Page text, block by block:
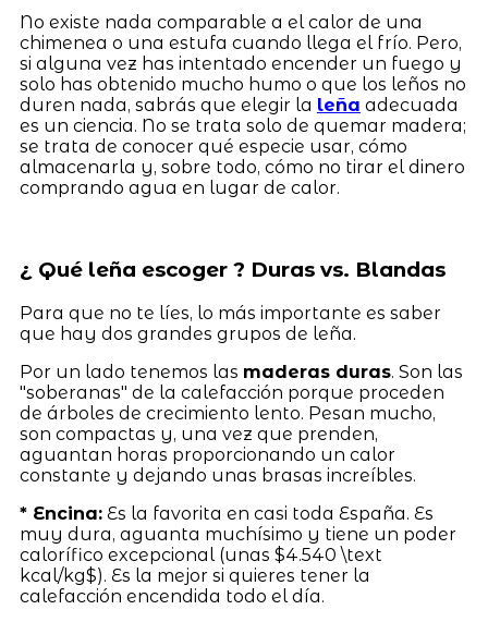
No existe nada comparable a el calor de una
chimenea o una estufa cuando llega el frío. Pero,
si alguna vez has intentado encender un fuego y
solo has obtenido mucho humo o que los leños no
duren nada, sabrás que elegir la leña adecuada
es un ciencia. No se trata solo de quemar madera;
se trata de conocer qué especie usar, cómo
almacenarla y, sobre todo, cómo no tirar el dinero
comprando agua en lugar de calor.
¿ Qué leña escoger ? Duras vs. Blandas
Para que no te líes, lo más importante es saber
que hay dos grandes grupos de leña.
Por un lado tenemos las maderas duras. Son las
"soberanas" de la calefacción porque proceden
de árboles de crecimiento lento. Pesan mucho,
son compactas y, una vez que prenden,
aguantan horas proporcionando un calor
constante y dejando unas brasas increíbles.
* Encina:Es la favorita en casi toda España. Es
muy dura, aguanta muchísimo y tiene un poder
calorífico excepcional (unas $4.540 \text
kcal/kg$). Es la mejor si quieres tener la
calefacción encendida todo el día.